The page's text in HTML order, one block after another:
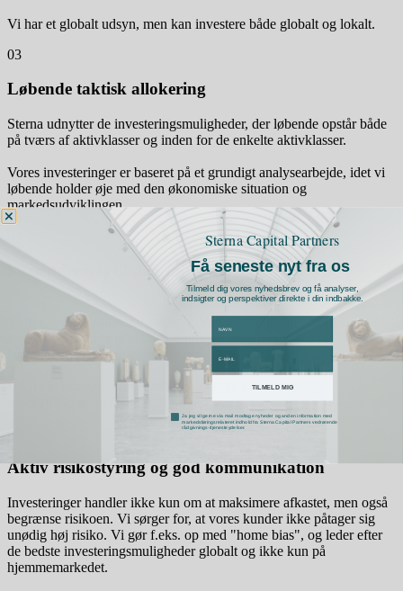
Vi har et globalt udsyn, men kan investere både globalt og lokalt.
03
Løbende taktisk allokering
Sterna udnytter de investeringsmuligheder, der løbende opstår både
på tværs af aktivklasser og inden for de enkelte aktivklasser.
Vores investeringer er baseret på et grundigt analysearbejde, idet vi
løbende holder øje med den økonomiske situation og
markedsudviklingen.
Skræddersyet til den enkelte
Vi tror ikke på standardløsninger. Vores anbefalinger til en langsigtet
strategi tager udgangspunkt i kundens samlede formue og det
langsigtede investeringsformål.
Ud fra det sammensætter vi en portefølje med balance,
diversifikation og et attraktivt afkast.
04
Aktiv risikostyring og god kommunikation
Investeringer handler ikke kun om at maksimere afkastet, men også
begrænse risikoen. Vi sørger for, at vores kunder ikke påtager sig
unødig høj risiko. Vi gør f.eks. op med "home bias", og leder efter
de bedste investeringsmuligheder globalt og ikke kun på
hjemmemarkedet.
Sterna Capital Partners
Få seneste nyt fra os
Tilmeld dig vores nyhedsbrev og få analyser,
indsigter og perspektiver direkte i din indbakke.
email
TILMELD MIG
marketing accept
Ja jeg vil gerne via mail modtage nyheder og anden information med
markedsføringsrelateret indhold fra Sterna Capital Partners vedrørende
rådgivnings-/tjenesteydelser.